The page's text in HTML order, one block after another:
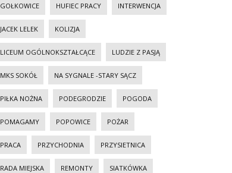
GOŁKOWICE HUFIEC PRACY INTERWENCJA
JACEK LELEK KOLIZJA
LICEUM OGÓLNOKSZTAŁCĄCE LUDZIE Z PASJĄ
MKS SOKÓŁ NA SYGNALE -STARY SĄCZ
PIŁKA NOŻNA PODEGRODZIE POGODA
POMAGAMY POPOWICE POŻAR
PRACA PRZYCHODNIA PRZYSIETNICA
RADA MIEJSKA REMONTY SIATKÓWKA